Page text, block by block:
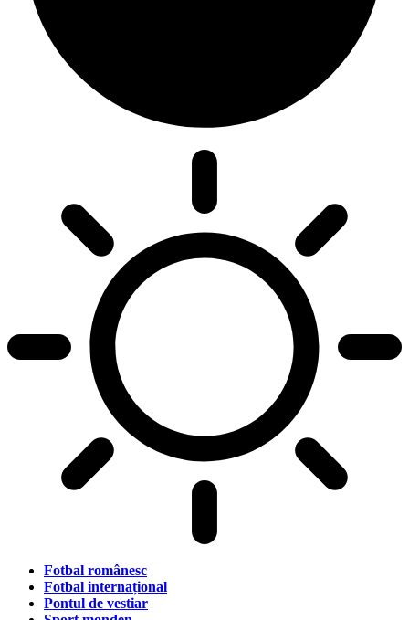
Fotbal românesc
Fotbal internațional
Pontul de vestiar